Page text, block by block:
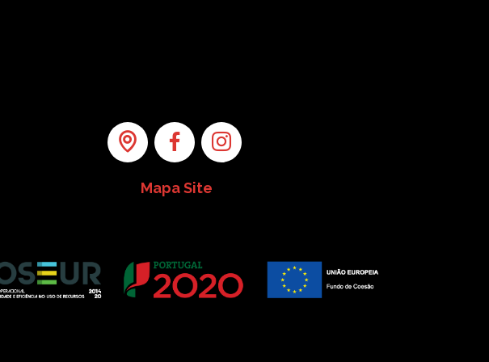
Mapa Site